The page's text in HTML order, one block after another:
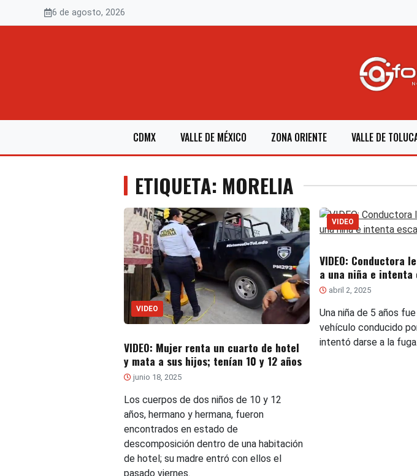
6 de agosto, 2026
CDMX VALLE DE MÉXICO ZONA ORIENTE VALLE DE
ETIQUETA: MORELIA
VIDEO
VIDEO: Mujer renta un cuarto de hotel
y mata a sus hijos; tenían 10 y 12 años
junio 18, 2025
Los cuerpos de dos niños de 10 y 12
años, hermano y hermana, fueron
encontrados en estado de
descomposición dentro de una habitación
de hotel; su madre entró con ellos el
pasado viernes.
VIDEO
VIDEO: Conductora
a una niña e intenta
abril 2, 2025
Una niña de 5 años
vehículo conducido
intentó darse a la fuga.